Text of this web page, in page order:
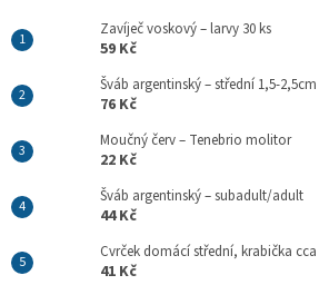
Zavíječ voskový – larvy 30 ks
59 Kč
Šváb argentinský – střední 1,5-2,5cm
76 Kč
Moučný červ – Tenebrio molitor
22 Kč
Šváb argentinský – subadult/adult
44 Kč
Cvrček domácí střední, krabička cca
41 Kč